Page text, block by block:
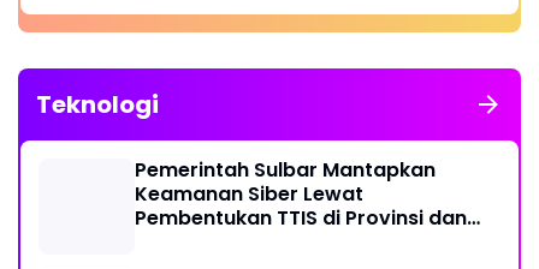
Teknologi
Pemerintah Sulbar Mantapkan
Keamanan Siber Lewat
Pembentukan TTIS di Provinsi dan